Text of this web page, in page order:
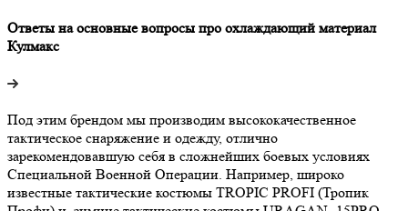
Ответы на основные вопросы про охлаждающий материал
Кулмакс
Под этим брендом мы производим высококачественное
тактическое снаряжение и одежду, отлично
зарекомендовавшую себя в сложнейших боевых условиях
Специальной Военной Операции. Например, широко
известные тактические костюмы TROPIC PROFI (Тропик